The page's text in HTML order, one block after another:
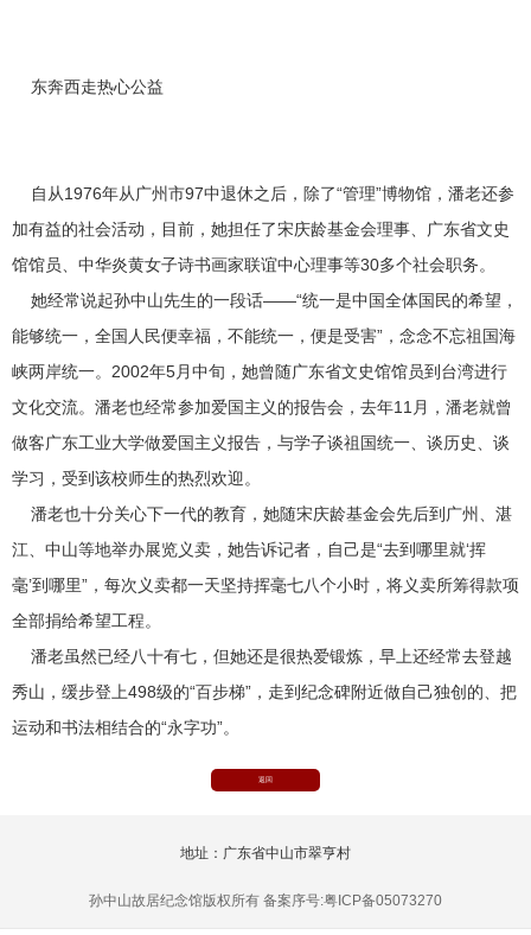
东奔西走热心公益
自从1976年从广州市97中退休之后，除了“管理”博物馆，潘老还参
加有益的社会活动，目前，她担任了宋庆龄基金会理事、广东省文史
馆馆员、中华炎黄女子诗书画家联谊中心理事等30多个社会职务。
她经常说起孙中山先生的一段话——“统一是中国全体国民的希望，
能够统一，全国人民便幸福，不能统一，便是受害”，念念不忘祖国海
峡两岸统一。2002年5月中旬，她曾随广东省文史馆馆员到台湾进行
文化交流。潘老也经常参加爱国主义的报告会，去年11月，潘老就曾
做客广东工业大学做爱国主义报告，与学子谈祖国统一、谈历史、谈
学习，受到该校师生的热烈欢迎。
潘老也十分关心下一代的教育，她随宋庆龄基金会先后到广州、湛
江、中山等地举办展览义卖，她告诉记者，自己是“去到哪里就‘挥
毫’到哪里”，每次义卖都一天坚持挥毫七八个小时，将义卖所筹得款项
全部捐给希望工程。
潘老虽然已经八十有七，但她还是很热爱锻炼，早上还经常去登越
秀山，缓步登上498级的“百步梯”，走到纪念碑附近做自己独创的、把
运动和书法相结合的“永字功”。
返回
地址：广东省中山市翠亨村
孙中山故居纪念馆版权所有 备案序号:粤ICP备05073270